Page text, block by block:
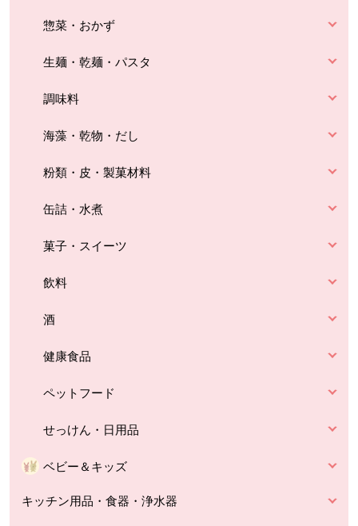
惣菜・おかず
生麺・乾麺・パスタ
調味料
海藻・乾物・だし
粉類・皮・製菓材料
缶詰・水煮
菓子・スイーツ
飲料
酒
健康食品
ペットフード
せっけん・日用品
ベビー＆キッズ
キッチン用品・食器・浄水器